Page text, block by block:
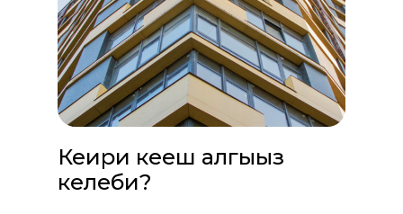
Кеңири кеңеш алгыңыз
келеби?